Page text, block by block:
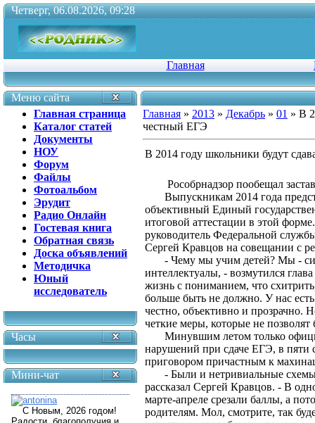
Четверг, 06.08.2026, 09:28
Главная
Меню сайта
Главная страница
Каталог статей
Документы
НОУ
Форум
Файлы
Фотоальбом
Эрудит
Радио Онлайн
Гостевая книга
Обратная связь
Доска объявлений
Методичка
Юный
исследователь
Часы
Мини-чат
Главная » 2013 » Декабрь » 01 » В
честный ЕГЭ
В 2014 году школьники будут
Рособрнадзор пообещал
Выпускникам 2014 года
объективный Единый
итоговой аттестации в этой
руководитель Федеральной
Сергей Кравцов на совещании с
- Чему мы учим детей? Мы -
интеллектуалы, - возмутился
жизнь с пониманием, что
больше быть не должно. У нас
честно, объективно и прозрачно.
четкие меры, которые не
Минувшим летом только
нарушений при сдаче ЕГЭ, в пяти
приговором причастным к
- Были и нетривиальные
рассказал Сергей Кравцов. - В
марте-апреле срезали баллы, а
родителям. Мол, смотрите, так